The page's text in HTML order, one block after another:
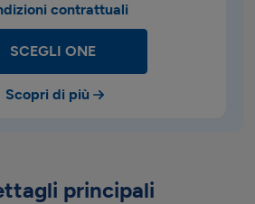
contrattuali
SCEGLI ONE
Scopri di più
principali